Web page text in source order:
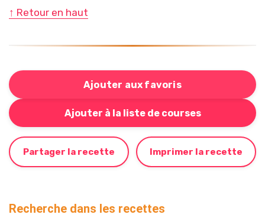
↑ Retour en haut
Ajouter aux favoris
Ajouter à la liste de courses
Bouton pour ajouter cette recette à votre liste de
Partager la recette Imprimer la recette
Recherche dans les recettes